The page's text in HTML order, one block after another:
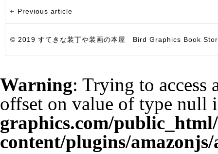
Previous article
© 2019 すてきな装丁や装画の本屋 Bird Graphics Book
Warning: Trying to access
offset on value of type null
graphics.com/
content/plugins/